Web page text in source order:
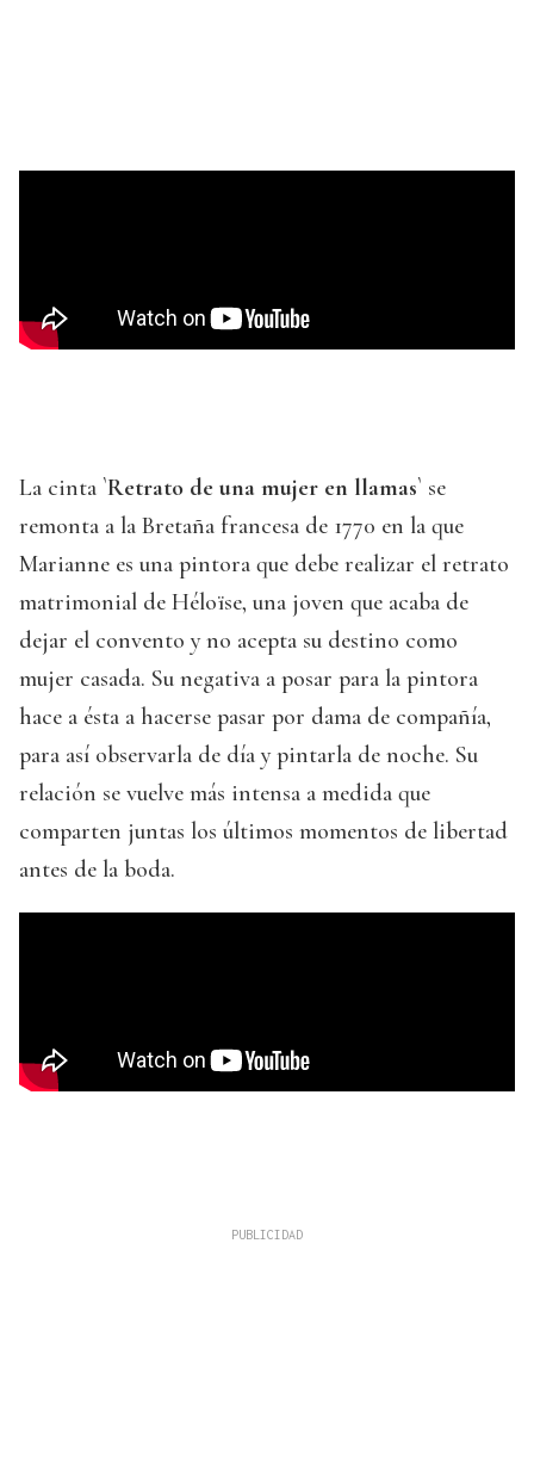
La cinta `Retrato de una mujer en llamas` se
remonta a la Bretaña francesa de 1770 en la que
Marianne es una pintora que debe realizar el retrato
matrimonial de Héloïse, una joven que acaba de
dejar el convento y no acepta su destino como
mujer casada. Su negativa a posar para la pintora
hace a ésta a hacerse pasar por dama de compañía,
para así observarla de día y pintarla de noche. Su
relación se vuelve más intensa a medida que
comparten juntas los últimos momentos de libertad
antes de la boda.